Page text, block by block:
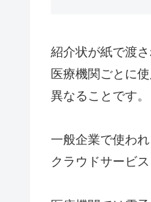
紹介状が紙で渡
医療機関ごとに
異なることです。
一般企業で使わ
クラウドサービス